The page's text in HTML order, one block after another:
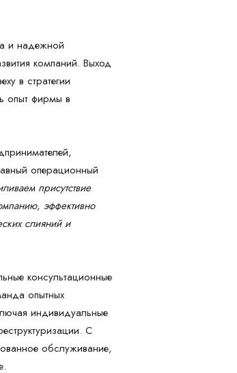
и надежной
компаний. Выход
в стратегии
опыт фирмы в
операционный
присутствие
эффективно
слияний и
консультационные
опытных
индивидуальные
С
обслуживание,